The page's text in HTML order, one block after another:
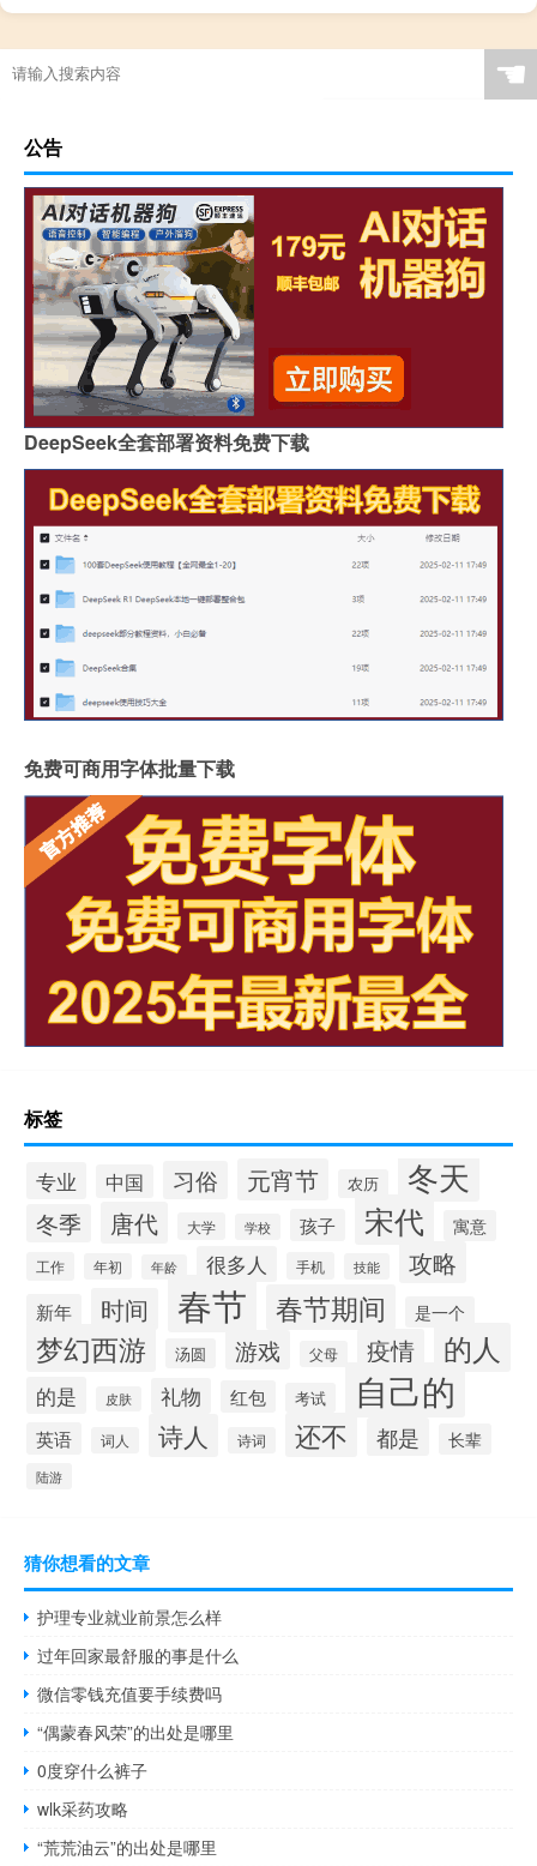
☚
公告
DeepSeek全套部署资料免费下载
免费可商用字体批量下载
标签
专业 中国 习俗 元宵节 农历 冬天
冬季 唐代 大学 学校 孩子 宋代 寓意
工作 年初 年龄 很多人 手机 技能 攻略
新年 时间 春节 春节期间 是一个
梦幻西游 汤圆 游戏 父母 疫情 的人
的是 皮肤 礼物 红包 考试 自己的
英语 词人 诗人 诗词 还不 都是 长辈
陆游
猜你想看的文章
护理专业就业前景怎么样
过年回家最舒服的事是什么
微信零钱充值要手续费吗
“偶蒙春风荣”的出处是哪里
0度穿什么裤子
wlk采药攻略
“荒荒油云”的出处是哪里